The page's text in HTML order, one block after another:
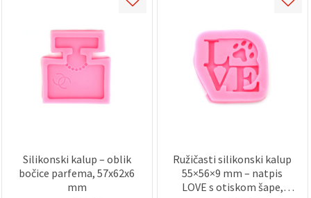
Silikonski kalup – oblik
bočice parfema, 57x62x6
mm
Ružičasti silikonski kalup
55×56×9 mm – natpis
LOVE s otiskom šape,